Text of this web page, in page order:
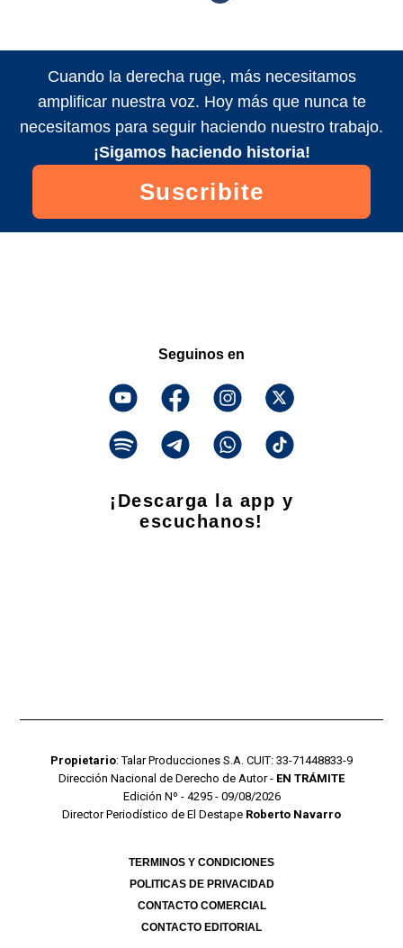
Cuando la derecha ruge, más necesitamos
amplificar nuestra voz. Hoy más que nunca te
necesitamos para seguir haciendo nuestro trabajo.
¡Sigamos haciendo historia!
Suscribite
Seguinos en
¡Descarga la app y
escuchanos!
Propietario: Talar Producciones S.A. CUIT: 33-71448833-9
Dirección Nacional de Derecho de Autor - EN TRÁMITE
Edición Nº - 4295 - 09/08/2026
Director Periodístico de El Destape Roberto Navarro
TERMINOS Y CONDICIONES
POLITICAS DE PRIVACIDAD
CONTACTO COMERCIAL
CONTACTO EDITORIAL